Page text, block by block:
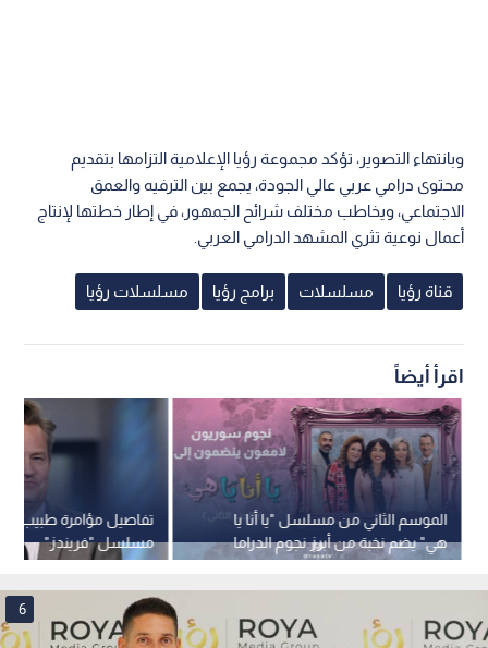
وبانتهاء التصوير، تؤكد مجموعة رؤيا الإعلامية التزامها بتقديم
محتوى درامي عربي عالي الجودة، يجمع بين الترفيه والعمق
الاجتماعي، ويخاطب مختلف شرائح الجمهور، في إطار خطتها لإنتاج
أعمال نوعية تثري المشهد الدرامي العربي.
قناة رؤيا مسلسلات برامج رؤيا مسلسلات رؤيا
اقرأ أيضاً
تفاصيل مؤامرة طبيب
مسلسل "فريندز"
الموسم الثاني من مسلسل "يا أنا يا
هي" يضم نخبة من أبرز نجوم الدراما
السورية
6